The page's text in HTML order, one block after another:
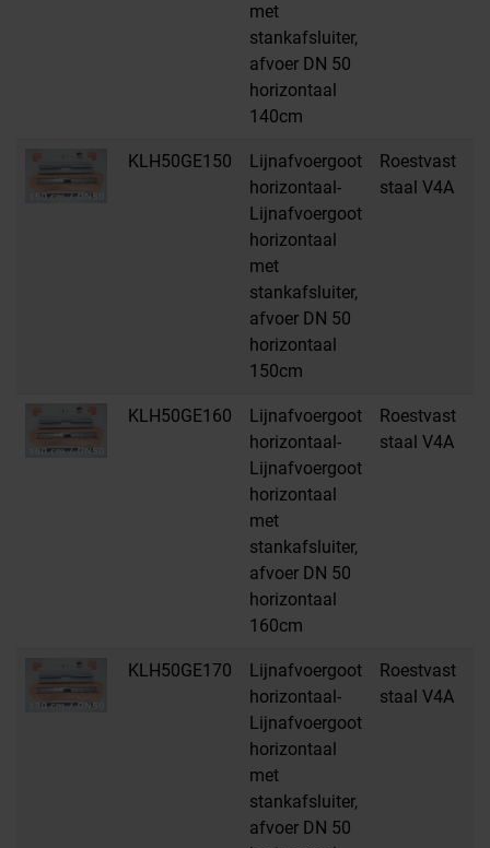
met
stankafsluiter,
afvoer DN 50
horizontaal
140cm
KLH50GE150
Lijnafvoergoot
horizontaal-
Lijnafvoergoot
horizontaal
met
stankafsluiter,
afvoer DN 50
horizontaal
150cm
Roestvast
staal V4A
KLH50GE160
Lijnafvoergoot
horizontaal-
Lijnafvoergoot
horizontaal
met
stankafsluiter,
afvoer DN 50
horizontaal
160cm
Roestvast
staal V4A
KLH50GE170
Lijnafvoergoot
horizontaal-
Lijnafvoergoot
horizontaal
met
stankafsluiter,
afvoer DN 50
Roestvast
staal V4A